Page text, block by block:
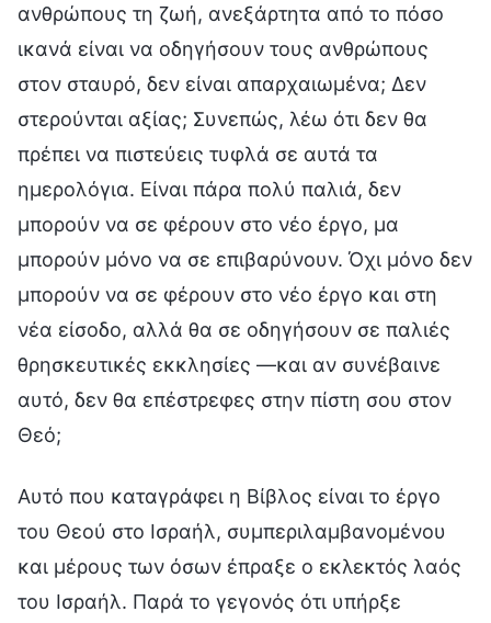
ανθρώπους τη ζωή, ανεξάρτητα από το πόσο
ικανά είναι να οδηγήσουν τους ανθρώπους
στον σταυρό, δεν είναι απαρχαιωμένα; Δεν
στερούνται αξίας; Συνεπώς, λέω ότι δεν θα
πρέπει να πιστεύεις τυφλά σε αυτά τα
ημερολόγια. Είναι πάρα πολύ παλιά, δεν
μπορούν να σε φέρουν στο νέο έργο, μα
μπορούν μόνο να σε επιβαρύνουν. Όχι μόνο δεν
μπορούν να σε φέρουν στο νέο έργο και στη
νέα είσοδο, αλλά θα σε οδηγήσουν σε παλιές
θρησκευτικές εκκλησίες —και αν συνέβαινε
αυτό, δεν θα επέστρεφες στην πίστη σου στον
Θεό;
Αυτό που καταγράφει η Βίβλος είναι το έργο
του Θεού στο Ισραήλ, συμπεριλαμβανομένου
και μέρους των όσων έπραξε ο εκλεκτός λαός
του Ισραήλ. Παρά το γεγονός ότι υπήρξε